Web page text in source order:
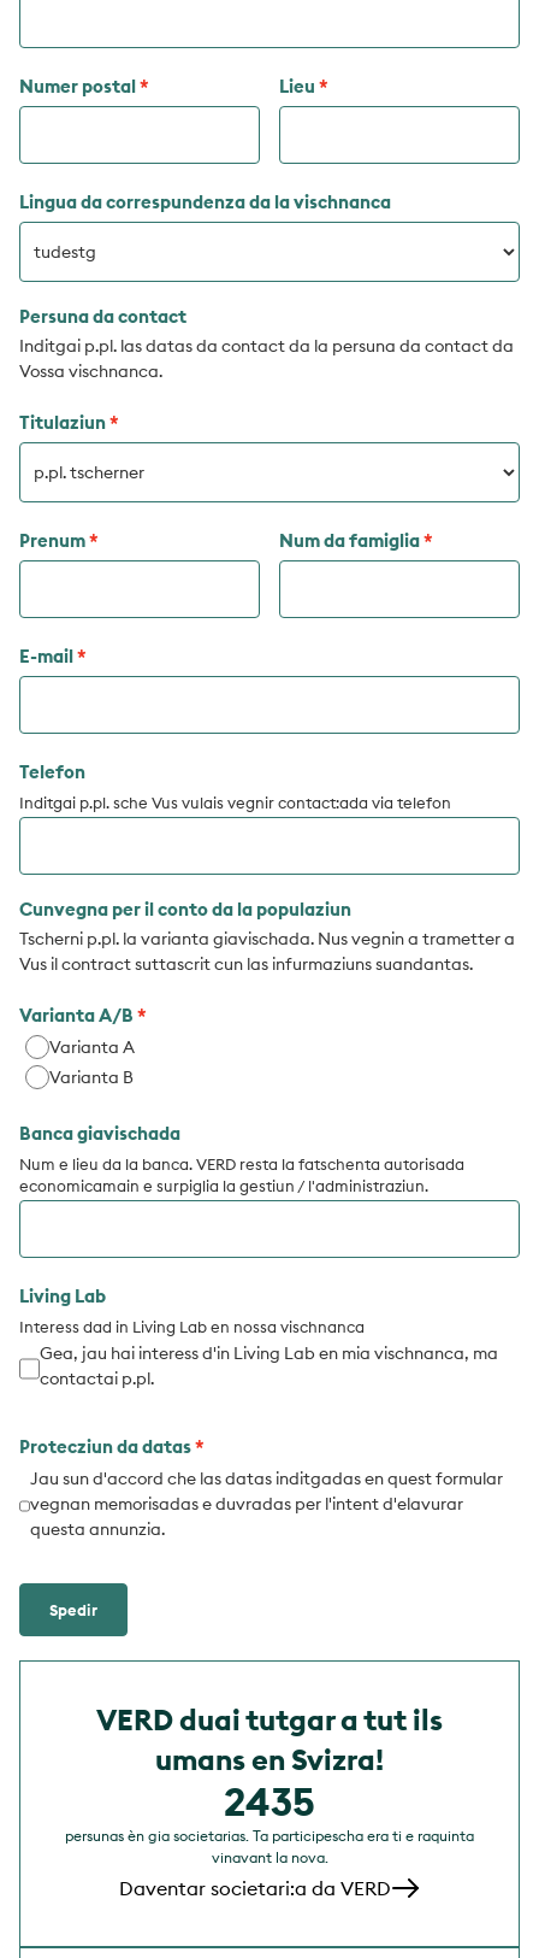
Numer postal Lieu
Lingua da correspundenza da la vischnanca
Persuna da contact
Inditgai p.pl. las datas da contact da la persuna da contact da
Vossa vischnanca.
Titulaziun
Prenum Num da famiglia
E-mail
Telefon
Inditgai p.pl. sche Vus vulais vegnir contact:ada via telefon
Cunvegna per il conto da la populaziun
Tscherni p.pl. la varianta giavischada. Nus vegnin a trametter a
Vus il contract suttascrit cun las infurmaziuns suandantas.
Varianta A/B
Varianta A
Varianta B
Banca giavischada
Num e lieu da la banca. VERD resta la fatschenta autorisada
economicamain e surpiglia la gestiun / l'administraziun.
Living Lab
Interess dad in Living Lab en nossa vischnanca
Gea, jau hai interess d'in Living Lab en mia vischnanca, ma
contactai p.pl.
Protecziun da datas
Jau sun d'accord che las datas inditgadas en quest formular
vegnan memorisadas e duvradas per l'intent d'elavurar
questa annunzia.
Spedir
VERD duai tutgar a tut ils
umans en Svizra!
2549
persunas èn gia societarias. Ta participescha era ti e raquinta
vinavant la nova.
Daventar societari:a da VERD